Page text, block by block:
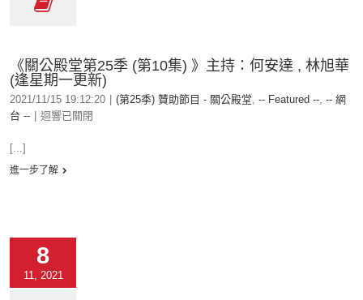
《關公殿堂第25季 (第10集) 》主持：何安達 , 林旭華
(逢星期一更新)
2021/11/15 19:12:20 (第25季) 贊助節目 - 關公殿堂, -- Featured --, -- 網
台 --
迴響已關閉
[...]
進一步了解
8
11, 2021